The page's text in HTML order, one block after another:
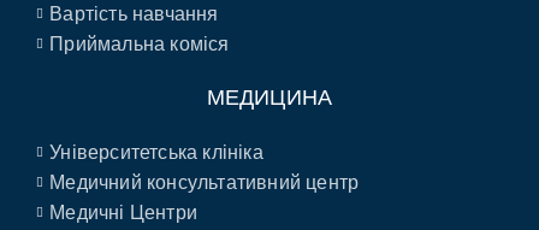
Вартість навчання
Приймальна коміся
МЕДИЦИНА
Університетська клініка
Медичний консультативний центр
Медичні Центри